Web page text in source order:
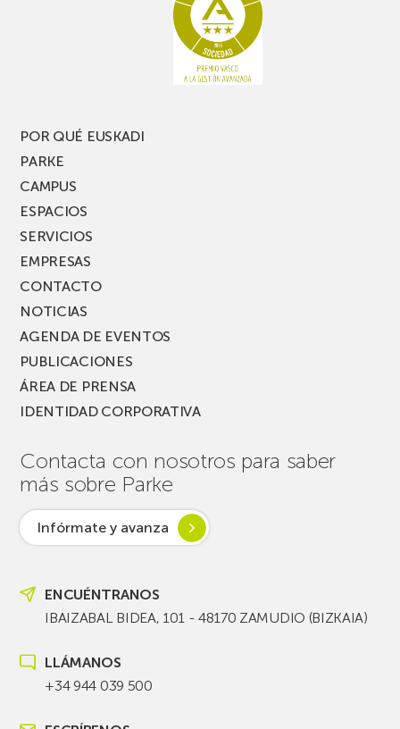
POR QUÉ EUSKADI
PARKE
CAMPUS
ESPACIOS
SERVICIOS
EMPRESAS
CONTACTO
NOTICIAS
AGENDA DE EVENTOS
PUBLICACIONES
ÁREA DE PRENSA
IDENTIDAD CORPORATIVA
Contacta con nosotros para saber
más sobre Parke
Infórmate y avanza
ENCUÉNTRANOS
IBAIZABAL BIDEA, 101 - 48170 ZAMUDIO (BIZKAIA)
LLÁMANOS
+34 944 039 500